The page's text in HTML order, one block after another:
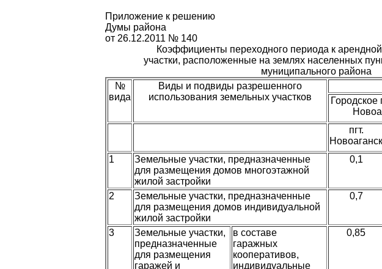
Приложение к решению
Думы района
от 26.12.2011 № 140
Коэффициенты переходного периода к
участки, расположенные на землях населенных
муниципального района
№
вида
Виды и подвиды разрешенного
использования земельных участков
Городское
пгт.
Новоаганск
1
Земельные участки, предназначенные
для размещения домов многоэтажной
жилой застройки
0,1
2
Земельные участки, предназначенные
для размещения домов индивидуальной
жилой застройки
0,7
3
Земельные участки,
предназначенные
для размещения
гаражей и
в составе
гаражных
кооперативов,
индивидуальные
0,85